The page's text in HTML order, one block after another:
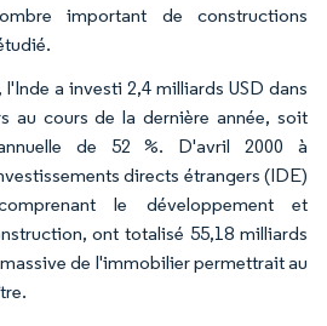
important de constructions
l'Inde a investi 2,4 milliards USD dans
au cours de la dernière année, soit
de 52 %. D'avril 2000 à
directs étrangers (IDE)
le développement et
ont totalisé 55,18 milliards
massive de l'immobilier permettrait au